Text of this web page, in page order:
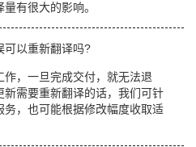
有很大的影响。
可以重新翻译吗?
，一旦完成交付，就无法退
需要重新翻译的话，我们可针
，也可能根据修改幅度收取适